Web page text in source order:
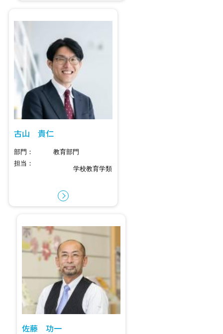
古山 貴仁
部門
教育部門
担当
学校教育学類
佐藤 功一